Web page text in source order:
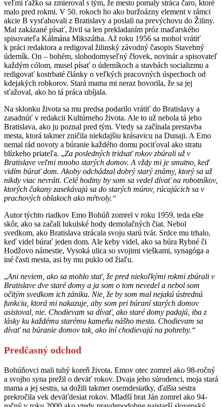
veľmi ťažko sa zmieroval s tým, že mesto pomaly stráca čaro, ktoré
malo pred rokmi. V 50. rokoch ho ako buržoázny element v rámci
akcie B vysťahovali z Bratislavy a poslali na prevýchovu do Žiliny.
Mal zakázané písať, živil sa len prekladaním próz maďarského
spisovateľa Kálmána Mikszátha. Až roku 1956 sa mohol vrátiť
k práci redaktora a redigoval žilinský závodný časopis Stavebný
úderník. On – bohém, slobodomyseľný človek, novinár a spisovateľ
každým cólom, musel písať o úderníkoch a stavbách socializmu a
redigovať kostrbaté články o veľkých pracovných úspechoch od
kdejakých robkorov. Stará mama mi neraz hovorila, že sa jej
sťažoval, ako ho tá práca ubíjala.
Na sklonku života sa mu predsa podarilo vrátiť do Bratislavy a
zasadnúť v redakcii Kultúrneho života. Ale to už nebola tá jeho
Bratislava, ako ju poznal pred tým. Vtedy sa začínala prestavba
mesta, ktorá takmer zničila niekdajšiu krásavicu na Dunaji. A Emo
nemal rád novoty a búranie každého domu pociťoval ako stratu
blízkeho priateľa. „Za posledných tridsať rokov zbúrali už v
Bratislave veľmi mnoho starých domov. A vždy mi je smutno, keď
vidím búrať dom. Akoby odchádzal dobrý starý známy, ktorý sa už
nikdy viac nevráti. Celé hodiny by som sa vedel dívať na robotníkov,
ktorých čakany zasekávajú sa do starých múrov, rúcajúcich sa v
prachových oblakoch ako mŕtvoly.“
Autor týchto riadkov Emo Bohúň zomrel v roku 1959, teda ešte
skôr, ako sa začali lukulské hody demolačných čiat. Nebol
svedkom, ako Bratislava strácala svoju starú tvár. Srdce mu trhalo,
keď videl búrať jeden dom. Ale keby videl, ako sa búra Rybné či
Hodžovo námestie, Vysoká ulica so svojimi vieškami, synagóga a
iné časti mesta, asi by mu puklo od žiaľu.
„Ani neviem, ako sa mohlo stať, že pred niekoľkými rokmi zbúrali v
Bratislave dve staré domy a ja som o tom nevedel a nebol som
očitým svedkom ich zániku. Nie, že by som mal nejakú ústrednú
funkciu, ktorá mi nakazuje, aby som pri búraní starých domov
asistoval, nie. Chodievam sa dívať, ako staré domy padajú, iba z
lásky ku každému starému kameňu nášho mesta. Chodievam sa
dívať na búranie domov tak, ako iní chodievajú na pohreby.“
Predčasný odchod
Bohúňovci mali tuhý koreň života. Emov otec zomrel ako 98-ročný
a svojho syna prežil o deväť rokov. Dvaja jeho súrodenci, moja stará
mama a jej sestra, sa dožili takmer osemdesiatky, ďalšia sestra
prekročila vek deväťdesiat rokov. Mladší brat Ján zomrel ako 94-